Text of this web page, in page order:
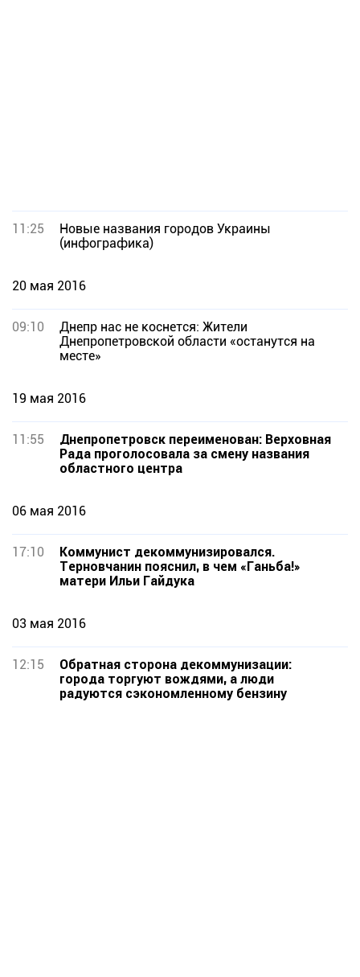
11:25
Новые названия городов Украины
(инфографика)
20 мая 2016
09:10
Днепр нас не коснется: Жители
Днепропетровской области «останутся на
месте»
19 мая 2016
11:55
Днепропетровск переименован: Верховная
Рада проголосовала за смену названия
областного центра
06 мая 2016
17:10
Коммунист декоммунизировался.
Терновчанин пояснил, в чем «Ганьба!»
матери Ильи Гайдука
03 мая 2016
12:15
Обратная сторона декоммунизации:
города торгуют вождями, а люди
радуются сэкономленному бензину